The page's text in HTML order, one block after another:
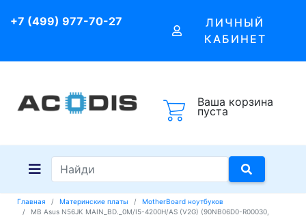
+7 (499) 977-70-27
ЛИЧНЫЙ
КАБИНЕТ
Ваша корзина
пуста
Главная Материнские платы
MotherBoard ноутбуков
MB Asus N56JK MAIN_BD._0M/I5-4200H/AS (V2G) (90NB06D0-R00030,